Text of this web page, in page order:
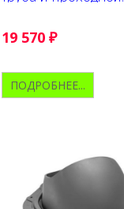
элемент
19 570 ₽
ПОДРОБНЕЕ...